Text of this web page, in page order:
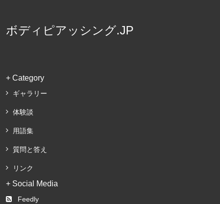
ボディピアッシング.JP
+ Category
ギャラリー
体験談
用語集
質問と答え
リンク
+ Social Media
Feedly